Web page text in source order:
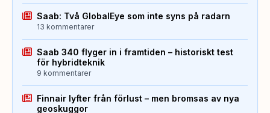
Saab: Två GlobalEye som inte syns på radarn
13 kommentarer
Saab 340 flyger in i framtiden – historiskt test
för hybridteknik
9 kommentarer
Finnair lyfter från förlust – men bromsas av nya
geoskuggor